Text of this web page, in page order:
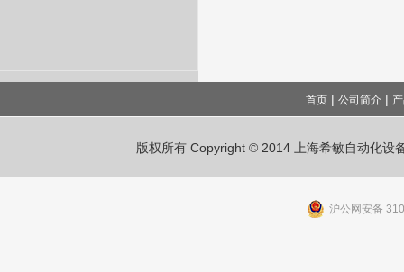
首页 | 公司简介 |
版权所有 Copyright © 2014 上海希敏自动化设
沪公网安备